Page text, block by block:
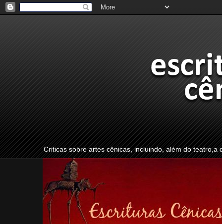
Criticas sobre artes cênicas, incluindo, além do